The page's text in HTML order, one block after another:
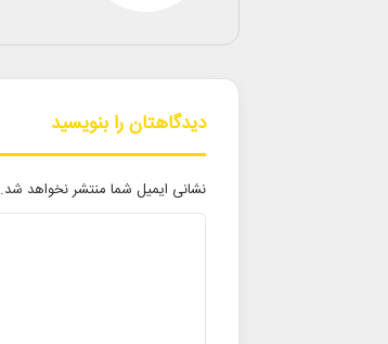
دیدگاهتان را بنویسید
نشانی ایمیل شما منتشر نخواهد شد.